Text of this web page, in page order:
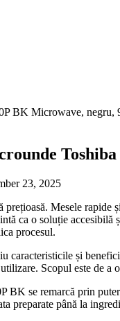
23, 2025
prețioasă. Mesele
ca o soluție
procesul.
caracteristicile și
Scopul este de
se remarcă prin
preparate până la